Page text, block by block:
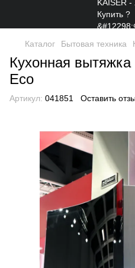
Каталог Бытовая техника
Кухонная
Eco
Артикул: 041851 Оставить